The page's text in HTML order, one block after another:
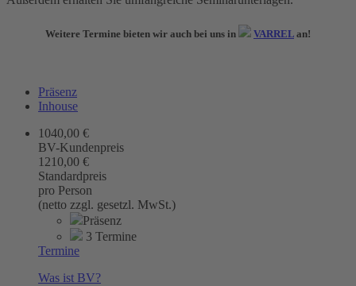
Weitere Termine bieten wir auch bei uns in VARREL an!
Präsenz
Inhouse
1040,00 €
BV-Kundenpreis
1210,00 €
Standardpreis
pro Person
(netto zzgl. gesetzl. MwSt.)
Präsenz
3 Termine
Termine
Was ist BV?